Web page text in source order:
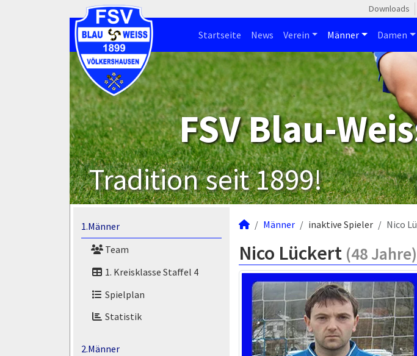
Downloads
Startseite News Verein Männer Damen
FSV Blau-
Tradition seit 1899!
1.Männer
Team
1. Kreisklasse Staffel 4
Spielplan
Statistik
2.Männer
Männer inaktive Spieler Nico
Nico Lückert (48 Jahre)